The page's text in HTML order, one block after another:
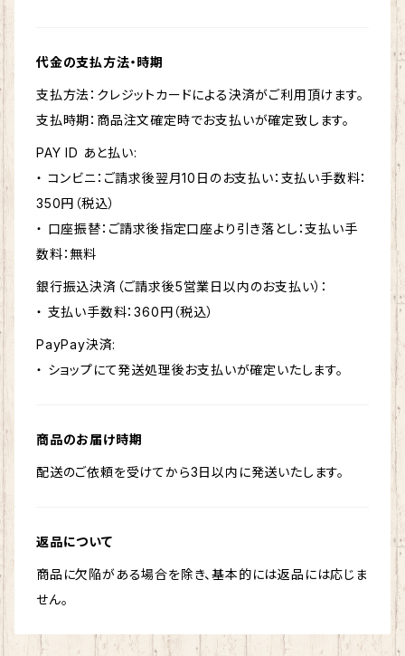
代金の支払方法・時期
支払方法：クレジットカードによる決済がご利用頂けます。
支払時期：商品注文確定時でお支払いが確定致します。
PAY ID あと払い:
・ コンビニ：ご請求後翌月10日のお支払い：支払い手数料：
350円（税込）
・ 口座振替：ご請求後指定口座より引き落とし：支払い手
数料：無料
銀行振込決済（ご請求後5営業日以内のお支払い）：
・ 支払い手数料：360円（税込）
PayPay決済:
・ ショップにて発送処理後お支払いが確定いたします。
商品のお届け時期
配送のご依頼を受けてから3日以内に発送いたします。
返品について
商品に欠陥がある場合を除き、基本的には返品には応じま
せん。